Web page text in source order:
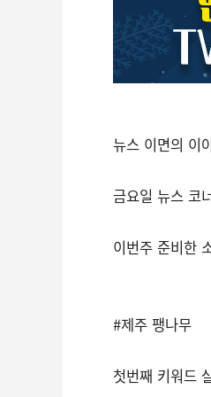
뉴스 이면의 이
금요일 뉴스 코
이번주 준비한
#제주 팽나무
첫번째 키워드